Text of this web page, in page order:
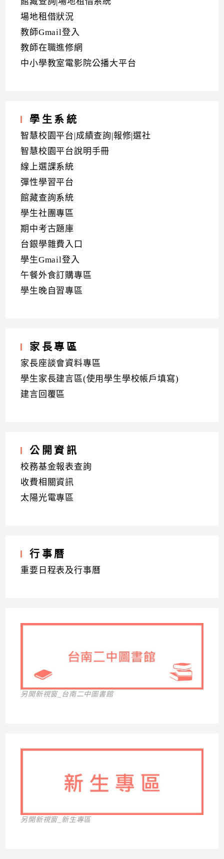
場地租借狀況
教師Gmail登入
教師在職進修網
中小學教室電影院公播大平台
學生系統
智慧校園平台|成績查詢|報修|選社
智慧校園平台說明手冊
線上選課系統
彈性學習平台
館藏查詢系統
學生社團專區
期中考古題庫
台銀學雜費入口
學生Gmail登入
午餐外食訂購專區
學生晚自習專區
家長專區
家長座談會資料專區
學生家長建言區(使用學生學校帳戶填寫)
建言回覆區
公開資訊
校務基金報表查詢
收費相關資訊
太陽光電專區
行事曆
重要日程表及行事曆
另開新視窗_台南二中圖書館
另開新視窗_新生專區